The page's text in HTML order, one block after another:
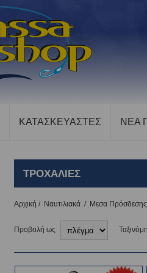
ΚΑΤΑΣΚΕΥΑΣΤΕΣ ΝΕΑ
ΤΡΟΧΑΛΙΕΣ
Αρχική / Ναυτιλιακά / Μεσα
Προβολή ως